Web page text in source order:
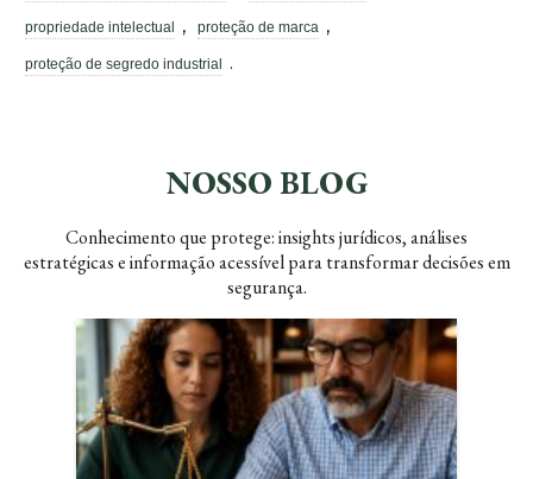
propriedade intelectual , proteção de marca ,
proteção de segredo industrial .
NOSSO BLOG
Conhecimento que protege: insights jurídicos, análises
estratégicas e informação acessível para transformar decisões em
segurança.